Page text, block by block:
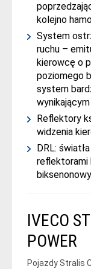
kolejno
System
ruchu –
kierowcę o
poziomego
system
Reflektory
widzenia
DRL:
reflektorami
IVECO
POWER
Pojazdy Stralis